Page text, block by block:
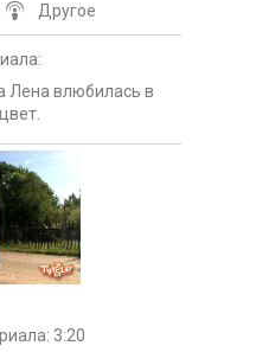
Другое
:
Лена влюбилась в
: 3:20